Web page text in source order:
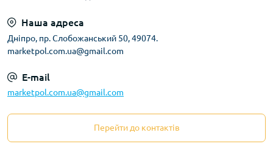
Наша адреса
Дніпро, пр. Слобожанський 50, 49074.
marketpol.com.ua@gmail.com
E-mail
marketpol.com.ua@gmail.com
Перейти до контактів